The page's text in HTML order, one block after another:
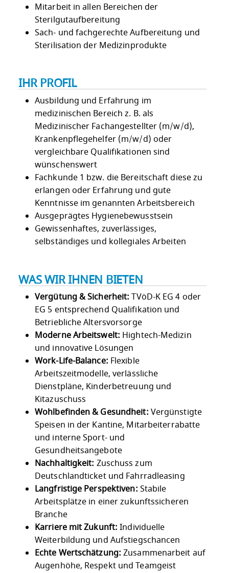
Mitarbeit in allen Bereichen der
Sterilgutaufbereitung
Sach- und fachgerechte Aufbereitung und
Sterilisation der Medizinprodukte
IHR PROFIL
Ausbildung und Erfahrung im
medizinischen Bereich z. B. als
Medizinischer Fachangestellter (m/w/d),
Krankenpflegehelfer (m/w/d) oder
vergleichbare Qualifikationen sind
wünschenswert
Fachkunde 1 bzw. die Bereitschaft diese zu
erlangen oder Erfahrung und gute
Kenntnisse im genannten Arbeitsbereich
Ausgeprägtes Hygienebewusstsein
Gewissenhaftes, zuverlässiges,
selbständiges und kollegiales Arbeiten
WAS WIR IHNEN BIETEN
Vergütung & Sicherheit: TVöD-K EG 4 oder
EG 5 entsprechend Qualifikation und
Betriebliche Altersvorsorge
Moderne Arbeitswelt: Hightech-Medizin
und innovative Lösungen
Work-Life-Balance: Flexible
Arbeitszeitmodelle, verlässliche
Dienstpläne, Kinderbetreuung und
Kitazuschuss
Wohlbefinden & Gesundheit: Vergünstigte
Speisen in der Kantine, Mitarbeiterrabatte
und interne Sport- und
Gesundheitsangebote
Nachhaltigkeit: Zuschuss zum
Deutschlandticket und Fahrradleasing
Langfristige Perspektiven: Stabile
Arbeitsplätze in einer zukunftssicheren
Branche
Karriere mit Zukunft: Individuelle
Weiterbildung und Aufstiegschancen
Echte Wertschätzung: Zusammenarbeit auf
Augenhöhe, Respekt und Teamgeist